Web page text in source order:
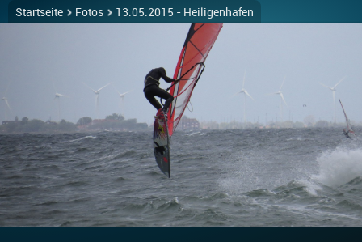
Startseite Fotos 13.05.2015 - Heiligenhafen